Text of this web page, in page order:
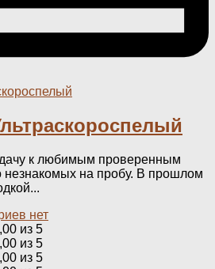
к любимым проверенным
незнакомых на пробу. В прошлом
нет